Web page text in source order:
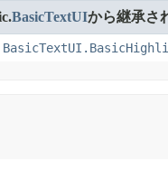
BasicTextUIから継承さ